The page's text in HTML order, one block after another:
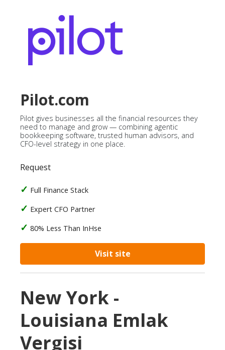
Pilot.com
Pilot gives businesses all the financial resources they
need to manage and grow — combining agentic
bookkeeping software, trusted human advisors, and
CFO-level strategy in one place.
Request
Full Finance Stack
Expert CFO Partner
80% Less Than InHse
Visit site
New York -
Louisiana Emlak
Vergisi